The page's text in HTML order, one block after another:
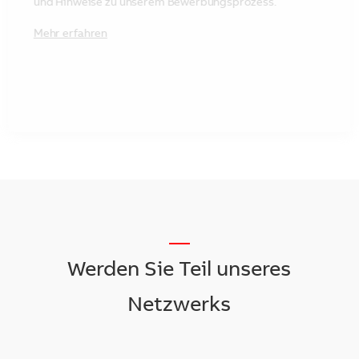
und Hinweise zu unserem Bewerbungsprozess.
Mehr erfahren
Werden Sie Teil unseres
Netzwerks